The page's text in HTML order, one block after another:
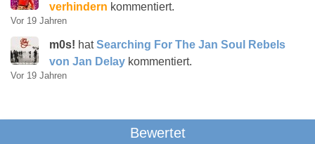
verhindern kommentiert.
Vor 19 Jahren
m0s! hatSearching For The Jan Soul Rebels
von Jan Delay kommentiert.
Vor 19 Jahren
Bewertet